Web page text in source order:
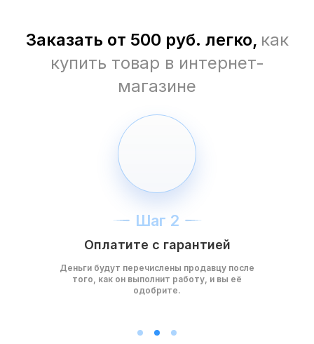
Заказать от 500 руб. легко, как
купить товар в интернет-
магазине
Шаг 2
Оплатите с гарантией
Деньги будут перечислены продавцу после
того, как он выполнит работу, и вы её
одобрите.